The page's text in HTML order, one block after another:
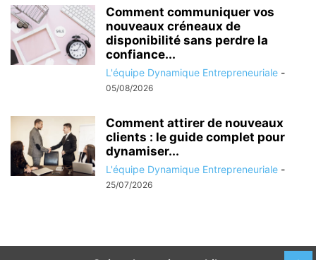
Comment communiquer vos
nouveaux créneaux de
disponibilité sans perdre la
confiance...
L'équipe Dynamique Entrepreneuriale -
05/08/2026
Comment attirer de nouveaux
clients : le guide complet pour
dynamiser...
L'équipe Dynamique Entrepreneuriale -
25/07/2026